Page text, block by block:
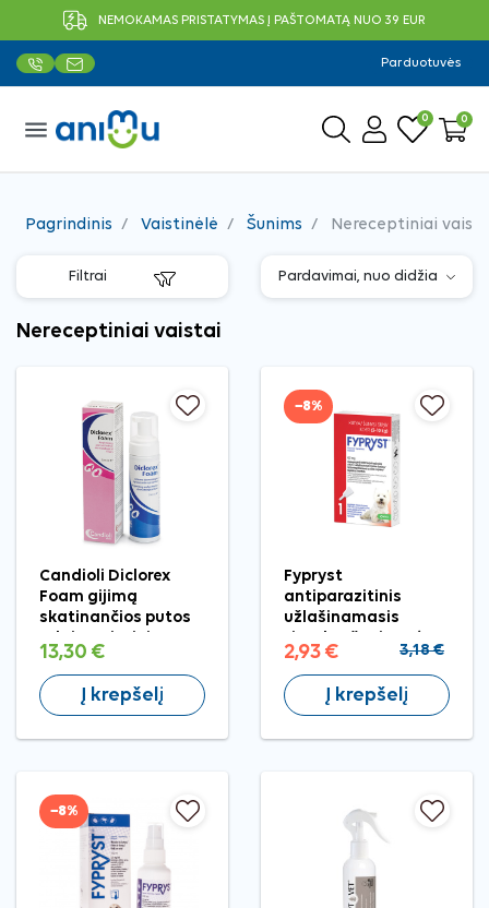
NEMOKAMAS PRISTATYMAS Į PAŠTOMATĄ NUO 39 EUR
Parduotuvės
menu 0 0
Pagrindinis Vaistinėlė Šunims Nereceptiniai
Filtrai
Nereceptiniai vaistai
Candioli Diclorex
Foam gijimą
skatinančios putos
200 ml
13,30 €
Į krepšelį
−8%
Fypryst
antiparazitinis
užlašinamasis
10 kg), 67 mg
2,93 € 3,18 €
Į krepšelį
−8%